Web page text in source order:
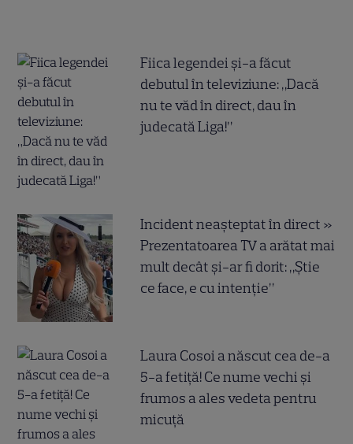
Fiica legendei și-a făcut
debutul în televiziune: „Dacă
nu te văd în direct, dau în
judecată Liga!”
Incident neașteptat în direct »
Prezentatoarea TV a arătat mai
mult decât și-ar fi dorit: „Știe
ce face, e cu intenție”
Laura Cosoi a născut cea de-a
5-a fetiță! Ce nume vechi și
frumos a ales vedeta pentru
micuță